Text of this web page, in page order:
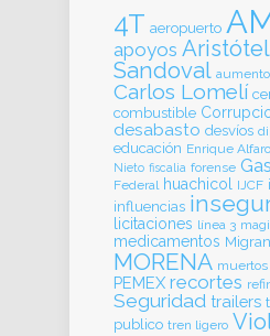
4T aeropuerto
apoyos
Sandoval aumento
Carlos Lomelí
combustible
desabasto desvíos
educación Enrique Alfaro
Nieto fiscalia forense
Federal huachicol IJCF
influencias
licitaciones línea 3
medicamentos
MORENA muertos
PEMEX recortes
Seguridad trailers
publico tren ligero